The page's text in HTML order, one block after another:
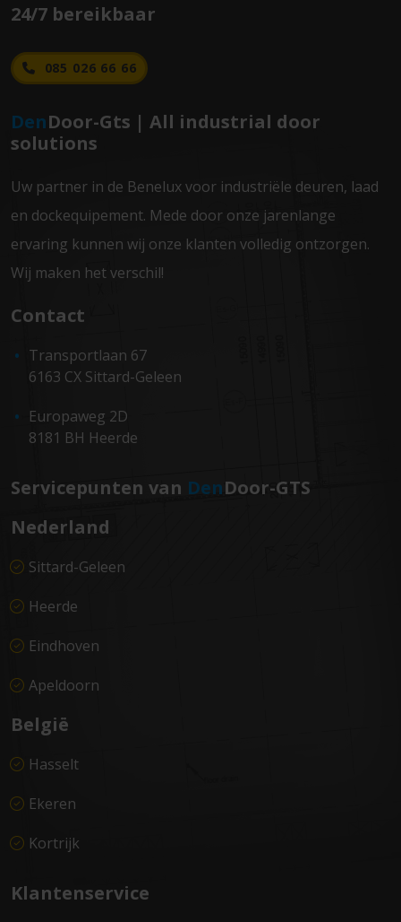
DenDoor-Gts | All industrial door
solutions
Uw partner in de Benelux voor industriële deuren, laad
en dockequipement. Mede door onze jarenlange
ervaring kunnen wij onze klanten volledig ontzorgen.
Wij maken het verschil!
Contact
Transportlaan 67
6163 CX Sittard-Geleen
Europaweg 2D
8181 BH Heerde
Servicepunten van DenDoor-GTS
Nederland
Sittard-Geleen
Heerde
Eindhoven
Apeldoorn
België
Hasselt
Ekeren
Kortrijk
Klantenservice
24/7 bereikbaar
085 026 66 66